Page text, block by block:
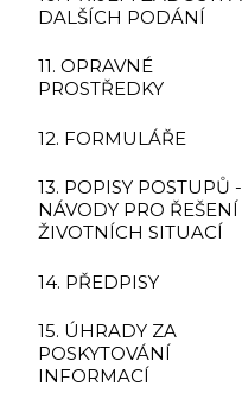
DALŠÍCH PODÁNÍ
11. OPRAVNÉ
PROSTŘEDKY
12. FORMULÁŘE
13. POPISY POSTUPŮ -
NÁVODY PRO ŘEŠENÍ
ŽIVOTNÍCH SITUACÍ
14. PŘEDPISY
15. ÚHRADY ZA
POSKYTOVÁNÍ
INFORMACÍ